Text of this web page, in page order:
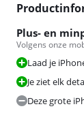
Plus- en
Volgens onze
Laad je
Je ziet elk
Deze grote